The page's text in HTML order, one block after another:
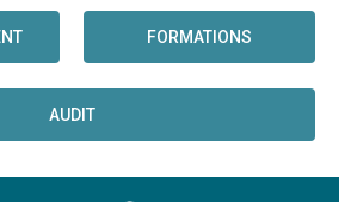
FORMATIONS
AUDIT